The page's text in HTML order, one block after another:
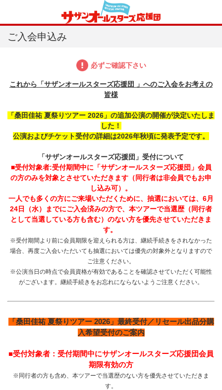
ご入会申込み
必ずご確認下さい
これから「サザンオールスターズ応援団 」へのご入会をお考えの
皆様
「桑田佳祐 夏祭りツアー 2026」の追加公演の開催が決定いたしま
した！
公演およびチケット受付の詳細は2026年秋頃に発表予定です。
「サザンオールスターズ応援団」受付について
■受付対象者:受付期間中に「サザンオールスターズ応援団」会員
の方のみを対象とさせていただきます（同行者は非会員でもお申
し込み可）。
一人でも多くの方にご来場いただくために、抽選においては、6月
24日（水）までにご入会済みの方で、本ツアーで当選歴（同行者
として当選している方も含む）のない方を優先させていただきま
す。
※受付期間より前に会員期限を迎えられる方は、継続手続きをされなかった
場合、再度ご入会いただいても抽選においては優先の対象外となりますので
ご注意ください。
※公演当日の時点で会員資格が有効であることを確認させていただく可能性
がございます。継続手続きをお忘れにならないようご注意ください。
「桑田佳祐 夏祭りツアー 2026」最終受付／リセール出品分購
入希望受付のご案内
■受付対象者：受付期間中にサザンオールスターズ応援団会員
期限有効の方
※同行者の方も含め、本ツアーで当選歴のない方を優先させていただきま
す。